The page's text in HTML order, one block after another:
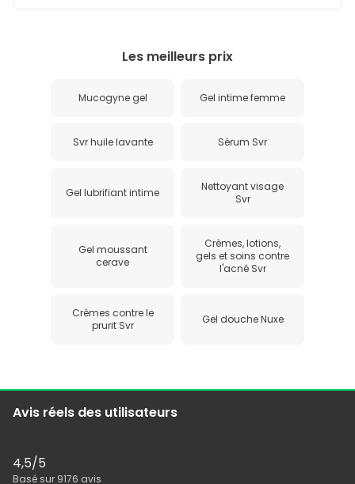
Les meilleurs prix
Mucogyne gel Gel intime femme
Svr huile lavante Sérum Svr
Gel lubrifiant intime
Nettoyant visage
Svr
Gel moussant
cerave
Crèmes, lotions,
gels et soins contre
l'acné Svr
Crèmes contre le
prurit Svr
Gel douche Nuxe
Avis réels des utilisateurs
4,5/5
Basé sur 9176 avis